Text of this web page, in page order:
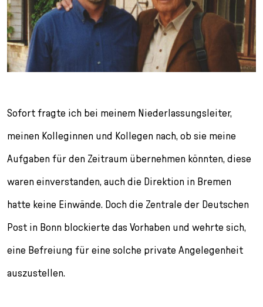
Sofort fragte ich bei meinem Niederlassungsleiter,
meinen Kolleginnen und Kollegen nach, ob sie meine
Aufgaben für den Zeitraum übernehmen könnten, diese
waren einverstanden, auch die Direktion in Bremen
hatte keine Einwände. Doch die Zentrale der Deutschen
Post in Bonn blockierte das Vorhaben und wehrte sich,
eine Befreiung für eine solche private Angelegenheit
auszustellen.